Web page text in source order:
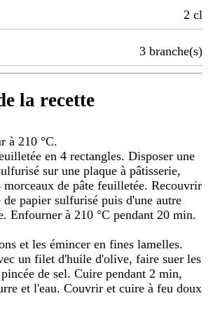
2 cl
3 branche(s)
la recette
à 210 °C.
en 4 rectangles. Disposer une
sur une plaque à pâtisserie,
morceaux de pâte feuilletée. Recouvrir
papier sulfurisé puis d'une autre
Enfourner à 210 °C pendant 20 min.
et les émincer en fines lamelles.
un filet d'huile d'olive, faire suer les
de sel. Cuire pendant 2 min,
et l'eau. Couvrir et cuire à feu doux